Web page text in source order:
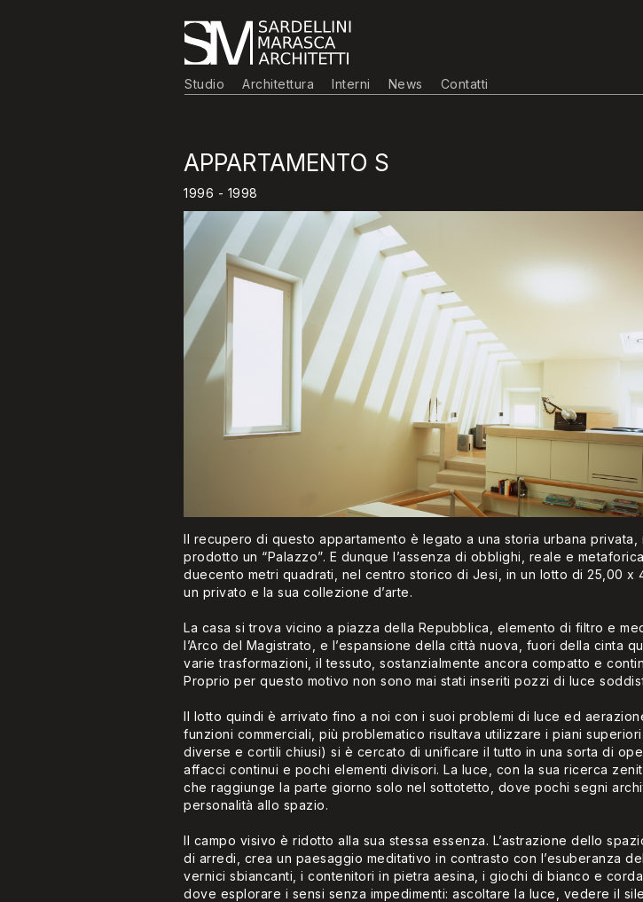
Studio Architettura Interni News Contatti
APPARTAMENTO S
1996 - 1998
Il recupero di questo appartamento è legato a una storia urbana
prodotto un “Palazzo”. E dunque l’assenza di obblighi, reale e
duecento metri quadrati, nel centro storico di Jesi, in un lotto di 25,00
un privato e la sua collezione d’arte.
La casa si trova vicino a piazza della Repubblica, elemento di filtro e
l’Arco del Magistrato, e l’espansione della città nuova, fuori della cinta
varie trasformazioni, il tessuto, sostanzialmente ancora compatto e
Proprio per questo motivo non sono mai stati inseriti pozzi di luce
Il lotto quindi è arrivato fino a noi con i suoi problemi di luce ed
funzioni commerciali, più problematico risultava utilizzare i piani
diverse e cortili chiusi) si è cercato di unificare il tutto in una sorta di
affacci continui e pochi elementi divisori. La luce, con la sua ricerca
che raggiunge la parte giorno solo nel sottotetto, dove pochi segni
personalità allo spazio.
Il campo visivo è ridotto alla sua stessa essenza. L’astrazione dello
di arredi, crea un paesaggio meditativo in contrasto con l’esuberanza
vernici sbiancanti, i contenitori in pietra aesina, i giochi di bianco e
dove esplorare i sensi senza impedimenti: ascoltare la luce, vedere il